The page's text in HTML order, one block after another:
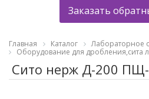
Заказать
Главная Каталог
Лабораторное
Оборудование для дробления,сита
Сито нерж Д-200